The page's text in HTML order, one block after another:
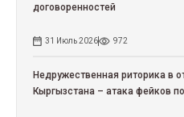
договоренностей
31 Июль 2026 972
Недружественная риторика в
Кыргызстана – атака фейков